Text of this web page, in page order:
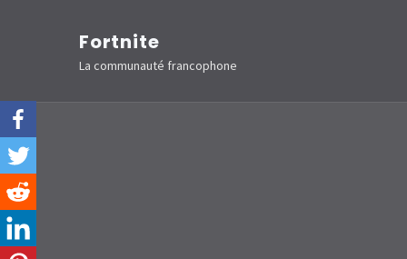
(Pressez
Entrée)
Fortnite
La communauté francophone